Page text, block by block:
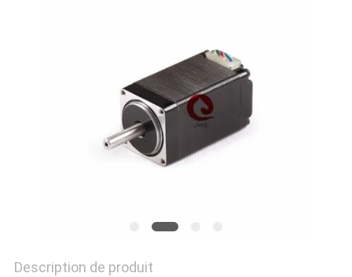
CONFIDENTIALITÉ
Description de produit